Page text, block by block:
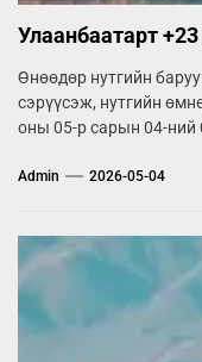
Улаанбаатарт
Өнөөдөр нутгийн
сэрүүсэж, нутгийн
оны 05-р сарын 04-ний
Admin 2026-05-04